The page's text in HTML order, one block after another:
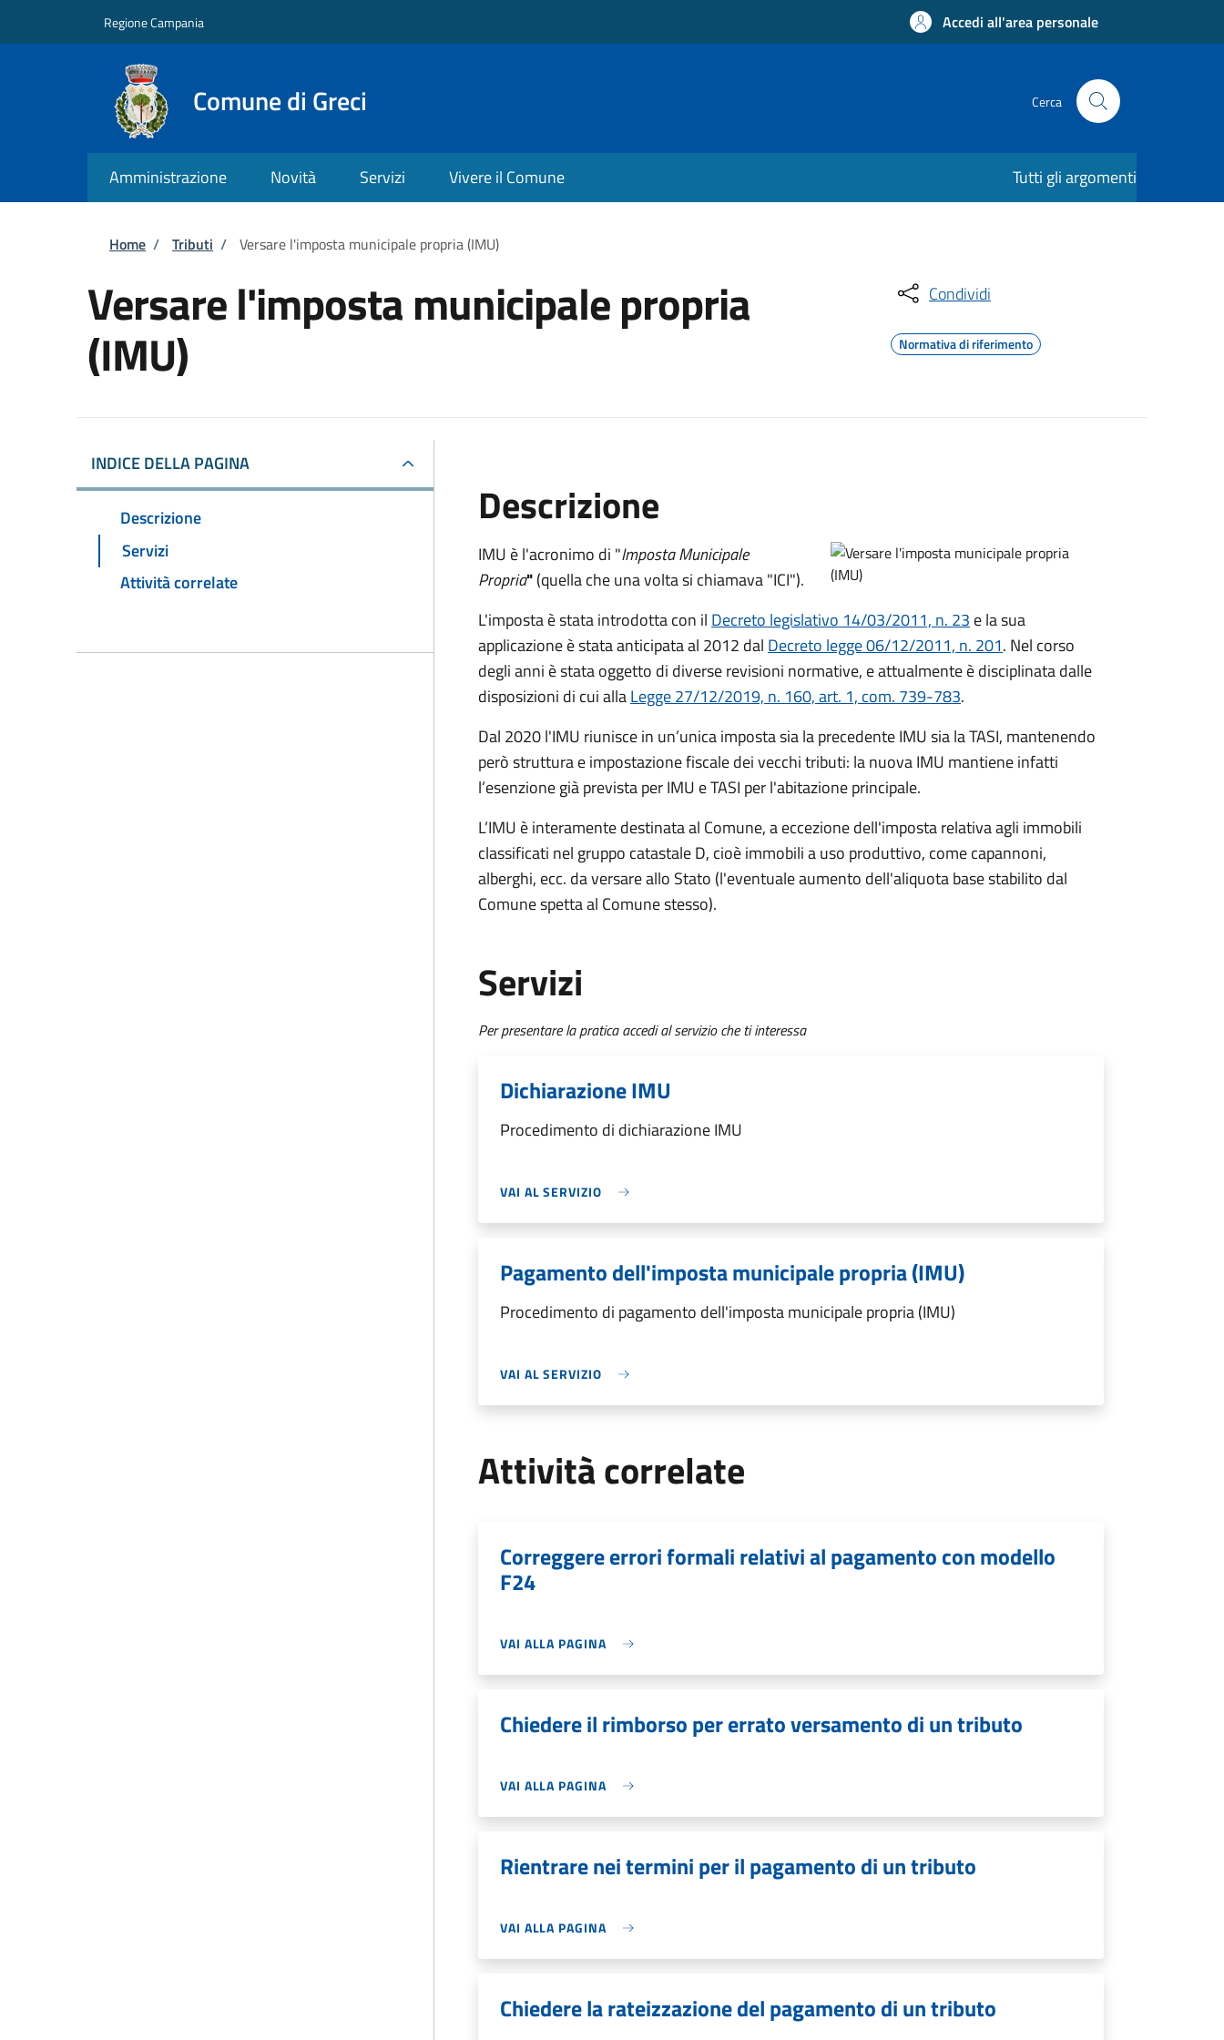
Regione Campania Accedi all'area personale
Comune di Greci Cerca
Amministrazione Novità Servizi Vivere il Comune Tutti gli argomenti
Briciole di pane
Home / Tributi / Versare l'imposta municipale propria (IMU)
Versare l'imposta municipale propria
(IMU)
Condividi
Normativa di riferimento
INDICE DELLA PAGINA
Descrizione
Servizi
Attività correlate
Descrizione
IMU è l'acronimo di "Imposta Municipale
Propria"(quella che una volta si chiamava "ICI").
L'imposta è stata introdotta con il Decreto legislativo 14/03/2011, n. 23 e la sua
applicazione è stata anticipata al 2012 dal Decreto legge 06/12/2011, n. 201. Nel corso
degli anni è stata oggetto di diverse revisioni normative, e attualmente è disciplinata dalle
disposizioni di cui allaLegge 27/12/2019, n. 160, art. 1, com. 739-783.
Dal 2020 l'IMU riunisce in un’unica imposta sia la precedente IMU sia la TASI, mantenendo
però struttura e impostazione fiscale dei vecchi tributi: la nuova IMU mantiene infatti
l’esenzione già prevista per IMU e TASI per l'abitazione principale.
L’IMU è interamente destinata al Comune, a eccezione dell'imposta relativa agli immobili
classificati nel gruppo catastale D, cioè immobili a uso produttivo, come capannoni,
alberghi, ecc. da versare allo Stato (l'eventuale aumento dell'aliquota base stabilito dal
Comune spetta al Comune stesso).
Servizi
Per presentare la pratica accedi al servizio che ti interessa
Dichiarazione IMU
Procedimento di dichiarazione IMU
VAI AL SERVIZIO
Pagamento dell'imposta municipale propria (IMU)
Procedimento di pagamento dell'imposta municipale propria (IMU)
VAI AL SERVIZIO
Attività correlate
Correggere errori formali relativi al pagamento con modello
F24
VAI ALLA PAGINA
Chiedere il rimborso per errato versamento di un tributo
VAI ALLA PAGINA
Rientrare nei termini per il pagamento di un tributo
VAI ALLA PAGINA
Chiedere la rateizzazione del pagamento di un tributo